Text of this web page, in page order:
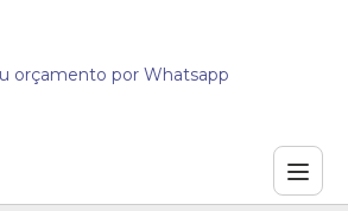
orçamento por Whatsapp